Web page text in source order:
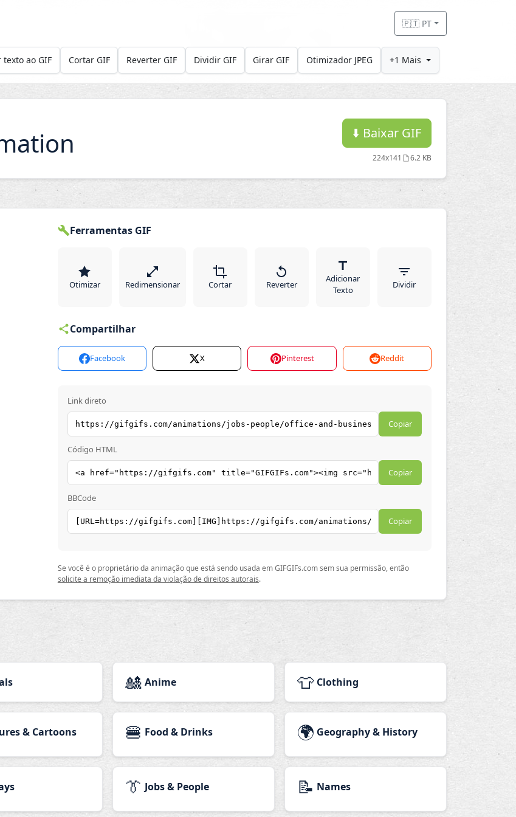
🇵🇹 PT
ao GIF Cortar GIF Reverter GIF Dividir GIF Girar GIF Otimizador JPEG +1 Mais
⬇️ Baixar GIF
224x141 6.2 KB
Ferramentas GIF
Otimizar Redimensionar Cortar Reverter
Adicionar
Texto
Dividir
Compartilhar
Facebook X Pinterest Reddit
Link direto
Copiar
Código HTML
Copiar
BBCode
Copiar
Se você é o proprietário da animação que está sendo usada em GIFGIFs.com sem sua permissão, então
solicite a remoção imediata da violação de direitos autorais.
🎎 Anime 👕 Clothing
& Cartoons 🍔 Food & Drinks 🌍 Geography & History
👔 Jobs & People 📝 Names